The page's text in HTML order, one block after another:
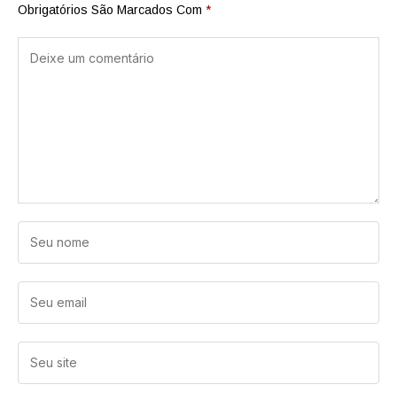
Obrigatórios São Marcados Com *